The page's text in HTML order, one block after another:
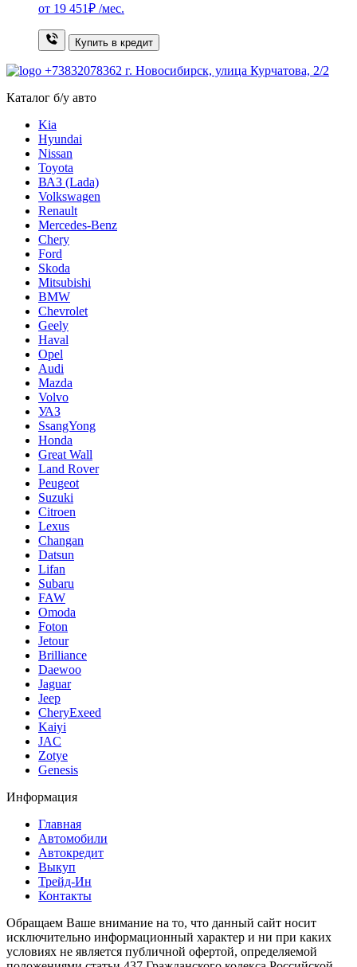
от 19 451₽ /мес.
Купить в кредит
+73832078362 г. Новосибирск, улица Курчатова, 2/2
Каталог б/у авто
Kia
Hyundai
Nissan
Toyota
ВАЗ (Lada)
Volkswagen
Renault
Mercedes-Benz
Chery
Ford
Skoda
Mitsubishi
BMW
Chevrolet
Geely
Haval
Opel
Audi
Mazda
Volvo
УАЗ
SsangYong
Honda
Great Wall
Land Rover
Peugeot
Suzuki
Citroen
Lexus
Changan
Datsun
Lifan
Subaru
FAW
Omoda
Foton
Jetour
Brilliance
Daewoo
Jaguar
Jeep
CheryExeed
Kaiyi
JAC
Zotye
Genesis
Информация
Главная
Автомобили
Автокредит
Выкуп
Трейд-Ин
Контакты
Обращаем Ваше внимание на то, что данный сайт носит
исключительно информационный характер и ни при каких
условиях не является публичной офертой, определяемой